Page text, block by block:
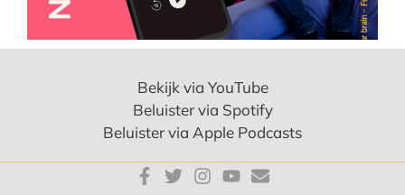
Bekijk via YouTube
Beluister via Spotify
Beluister via Apple Podcasts